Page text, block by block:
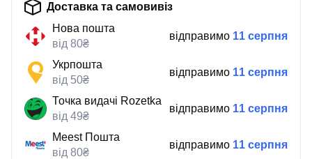
Доставка та самовивіз
Нова пошта
від 80₴
відправимо 11 серпня
Укрпошта
від 50₴
відправимо 11 серпня
Точка видачі Rozetka
від 49₴
відправимо 11 серпня
Meest Пошта
від 80₴
відправимо 11 серпня